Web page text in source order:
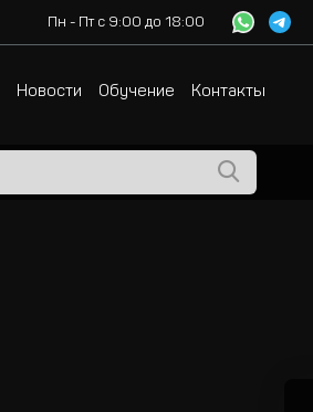
Пн - Пт с 9:00 до 18:00
Новости Обучение Контакты